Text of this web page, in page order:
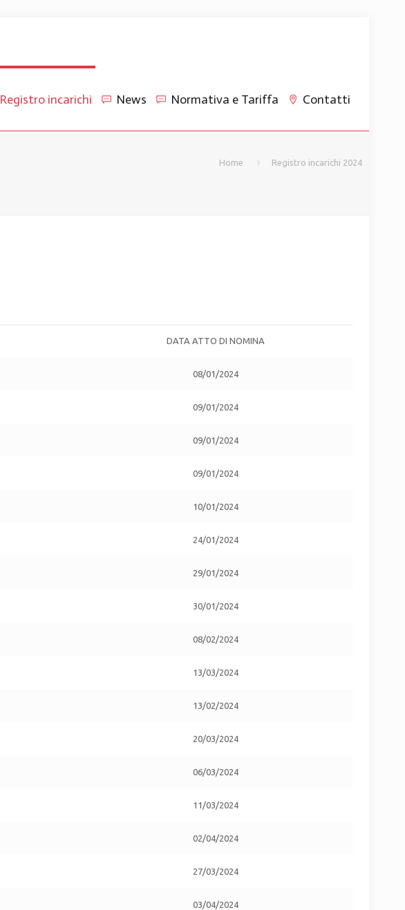
Registro incarichi News Normativa e Tariffa Contatti
Home Registro incarichi 2024
DATA ATTO DI NOMINA
08/01/2024
09/01/2024
09/01/2024
09/01/2024
10/01/2024
24/01/2024
29/01/2024
30/01/2024
08/02/2024
13/03/2024
13/02/2024
20/03/2024
06/03/2024
11/03/2024
02/04/2024
27/03/2024
03/04/2024